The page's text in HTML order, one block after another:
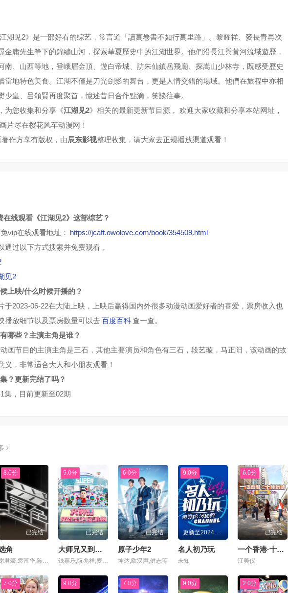
湖见2》是一部好看的综艺，常言道「讀萬卷書不如行萬里路」。黎耀祥、麥長青再次
金庸先生筆下的錦繡山河，探索華夏歷史中的江湖世界。他們沿長江與黃河流域遊歷，
南、山西等地，登峨眉金頂、遊白帝城、訪朱仙鎮岳飛廟、探嵩山少林寺，既感受歷史
當地特色美食。江湖不僅是刀光劍影的舞台，更是人情交錯的場域。他們在旅程中亦相
少皇、呂頌賢再度聚首，憶述昔日合作點滴，笑談往事。
为您收集和分享《江湖见2》相关的最新更新节目源， 欢迎大家收藏和分享本站网址，
片尽在樱花风车动漫网！
作方享有版权，由辰东影视整理收集，请大家去正规播放渠道观看！
在线观看《江湖见2》这部综艺？
vip在线观看地址： https://jcaft.owolove.com/book/354509.html
通过以下方式搜索并免费观看，
见2
上映/什么时候开播的？
于2023-06-22在大陆上映，上映后赢得国内外很多动漫动画爱好者的喜爱，票房收入也
播放细节以及票房数量可以去百度百科查一查。
哪些？主演主角是谁？
画节目的主演主角是三石，其他主要演员和角色有三石，段艺璇，马正阳，该动画的故
义，非常适合大人和小朋友观看！
？更新完结了吗？
集，目前更新至02期
8.0分
已完结
角
谢君豪,袁富华,陈湛文,凌文龙
5.0分
已完结
大师兄又到圣诞感谢祭
钱嘉乐,阮兆祥,麦美恩,林秀怡,林正峰,陈晓华,阮浩棕,罗毓仪,谭凯琪,樊亦敏,胡渭康,朱凯婷,陈懿德,周奕玮,陆浩明,郑衍峰,许文轩
6.0分
已完结
原子少年2
坤达,欧汉声,健志等
9.0分
更新至20241220
名人初乃玩
未知
6.0分
已完结
一个香港·十种玩法·过节篇
江美仪
7.0分 9.0分 7.0分 9.0分 2.0分